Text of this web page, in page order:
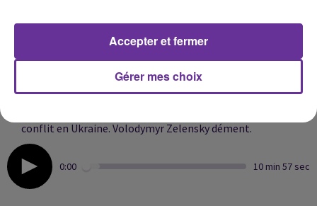
Trump aux États-Unis pour discuter de l’avenir de la trêve
La Russie accuse l’Ukraine d’avoir lancé 91 drones contre
la résidence de Vladimir Poutine et prévient qu’elle
conflit en Ukraine. Volodymyr Zelensky dément.
0:00 10 min 57 sec
Gérer mes choix
Accepter et fermer